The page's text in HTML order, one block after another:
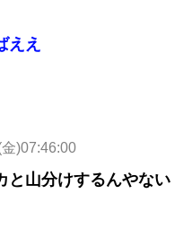
ええ
)07:46:00
と山分けするんやない